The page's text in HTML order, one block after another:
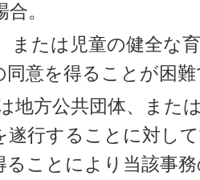
。
または児童の健全な
同意を得ることが困
地方公共団体、また
遂行することに対し
ることにより当該事